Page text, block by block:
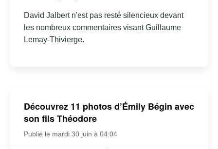
David Jalbert n'est pas resté silencieux devant
les nombreux commentaires visant Guillaume
Lemay-Thivierge.
Découvrez 11 photos d’Émily Bégin avec
son fils Théodore
Publié le mardi 30 juin à 04:04